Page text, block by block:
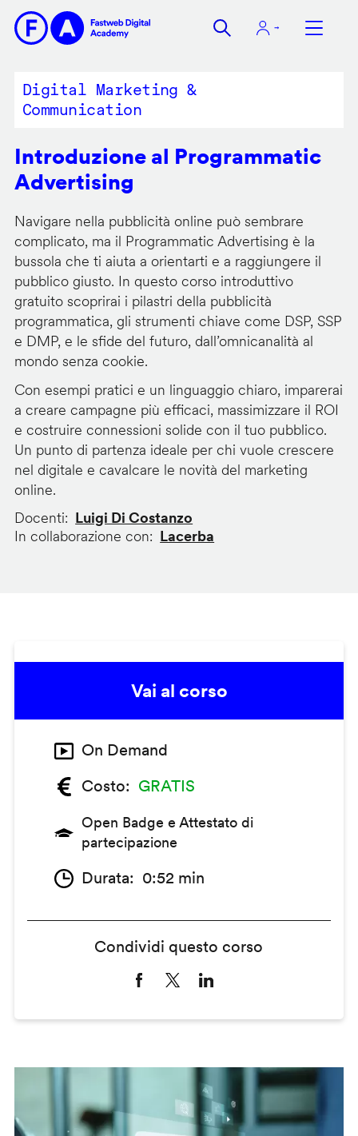
contenuto
Digital Marketing &
Communication
Introduzione al Programmatic
Advertising
Navigare nella pubblicità online può sembrare
complicato, ma il Programmatic Advertising è la
bussola che ti aiuta a orientarti e a raggiungere il
pubblico giusto. In questo corso introduttivo
gratuito scoprirai i pilastri della pubblicità
programmatica, gli strumenti chiave come DSP, SSP
e DMP, e le sfide del futuro, dall’omnicanalità al
mondo senza cookie.
Con esempi pratici e un linguaggio chiaro, imparerai
a creare campagne più efficaci, massimizzare il ROI
e costruire connessioni solide con il tuo pubblico.
Un punto di partenza ideale per chi vuole crescere
nel digitale e cavalcare le novità del marketing
online.
Docenti
Luigi Di Costanzo
In collaborazione con
Lacerba
Vai al corso
On Demand
Costo
GRATIS
Open Badge e Attestato di
partecipazione
Durata 0:52 min
Condividi questo corso